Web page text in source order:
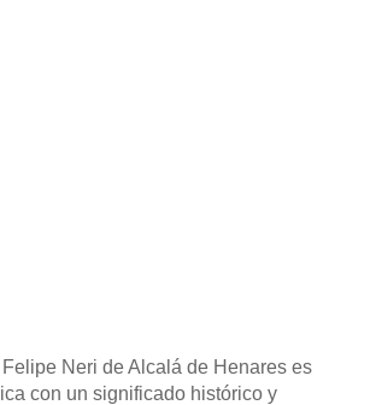
Neri de Alcalá de Henares es
con un significado histórico y